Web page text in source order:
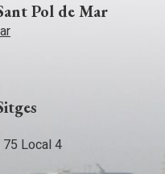
Pol de Mar
75 Local 4